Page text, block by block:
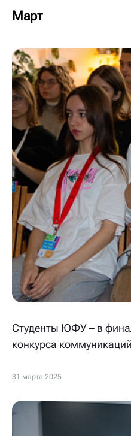
Март
Студенты ЮФУ – в
конкурса
31 марта 2025